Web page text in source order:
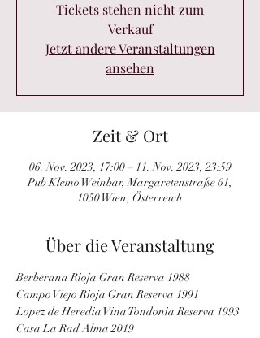
Tickets stehen nicht zum
Verkauf
Jetzt andere Veranstaltungen
ansehen
Zeit & Ort
06. Nov. 2023, 17:00 – 11. Nov. 2023, 23:59
Pub Klemo Weinbar, Margaretenstraße 61,
1050 Wien, Österreich
Über die Veranstaltung
Berberana Rioja Gran Reserva 1988
Campo Viejo Rioja Gran Reserva 1991
Lopez de Heredia Vina Tondonia Reserva 1993
Casa La Rad Alma 2019